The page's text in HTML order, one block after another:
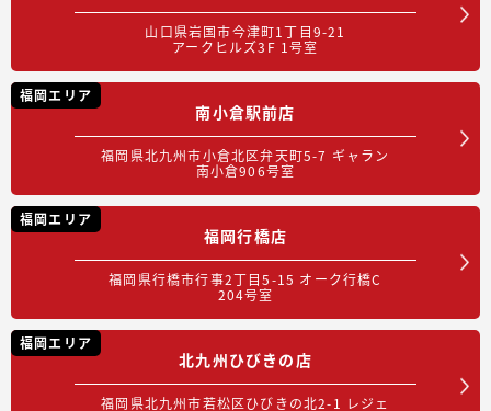
山口県岩国市今津町1丁目9-21
アークヒルズ3F 1号室
福岡エリア
南小倉駅前店
福岡県北九州市小倉北区弁天町5-7 ギャラン
南小倉906号室
福岡エリア
福岡行橋店
福岡県行橋市行事2丁目5-15 オーク行橋C
204号室
福岡エリア
北九州ひびきの店
福岡県北九州市若松区ひびきの北2-1 レジェ